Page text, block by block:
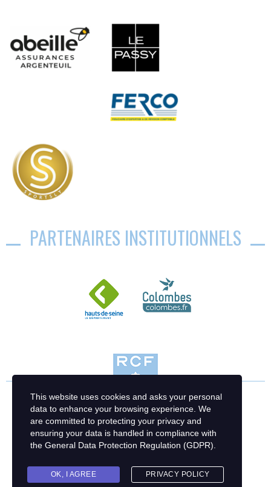
PARTENAIRES INSTITUTIONNELS
This website uses cookies and asks your personal
data to enhance your browsing experience. We
are committed to protecting your privacy and
ensuring your data is handled in compliance with
the General Data Protection Regulation (GDPR)
OK, I AGREE PRIVACY POLICY